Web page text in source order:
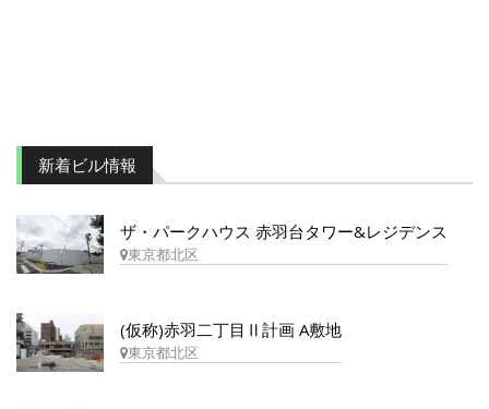
新着ビル情報
ザ・パークハウス 赤羽台タワー&レジデンス
東京都北区
(仮称)赤羽二丁目Ⅱ計画 A敷地
東京都北区